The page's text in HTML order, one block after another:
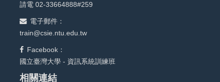
請電 02-33664888#259
電子郵件：
train@csie.ntu.edu.tw
Facebook：
國立臺灣大學 - 資訊系統訓練班
相關連結